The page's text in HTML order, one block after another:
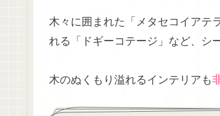
木々に囲まれた「メタセコイアテ
れる「ドギーコテージ」など、シ
木のぬくもり溢れるインテリアも